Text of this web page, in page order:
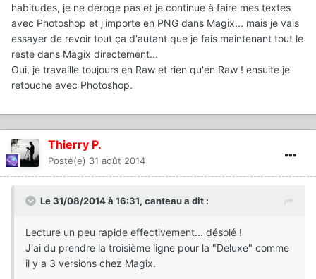
habitudes, je ne déroge pas et je continue à faire mes textes
avec Photoshop et j'importe en PNG dans Magix... mais je vais
essayer de revoir tout ça d'autant que je fais maintenant tout le
reste dans Magix directement...
Oui, je travaille toujours en Raw et rien qu'en Raw ! ensuite je
retouche avec Photoshop.
Thierry P.
Posté(e) 31 août 2014
Le 31/08/2014 à 16:31, canteau a dit :
Lecture un peu rapide effectivement... désolé !
J'ai du prendre la troisième ligne pour la "Deluxe" comme
il y a 3 versions chez Magix.